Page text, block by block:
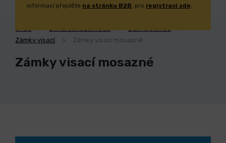
informací přejděte na stránku B2B, pro registraci zde.
Úvod Dílna, dům, zahrada
Dům a stavba
Zámky visací
Zámky visací mosazné
Zámky visací mosazné